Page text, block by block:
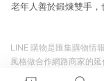
老年人善於鍛煉雙手，
LINE 購物是匯集購物情
風格做合作網路商家的
商品至各合作網路商家